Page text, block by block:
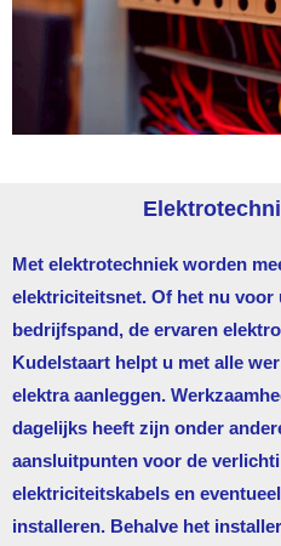
Met elektrotechniek worden
elektriciteitsnet. Of het nu voor
bedrijfspand, de ervaren
Kudelstaart helpt u met alle
elektra aanleggen.
dagelijks heeft zijn onder
aansluitpunten voor de
elektriciteitskabels en
installeren. Behalve het